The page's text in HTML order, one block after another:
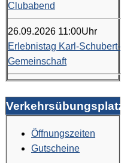
Clubabend
26.09.2026 11:00Uhr
Erlebnistag Karl-Schubert-
Gemeinschaft
Verkehrsübungsplatz
Öffnungszeiten
Gutscheine